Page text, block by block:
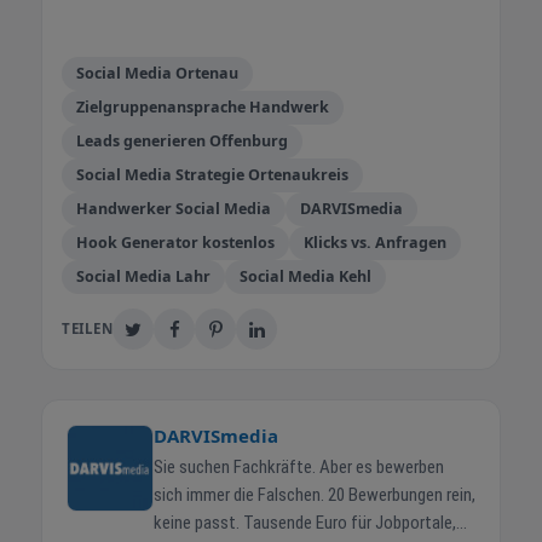
Social Media Ortenau
Zielgruppenansprache Handwerk
Leads generieren Offenburg
Social Media Strategie Ortenaukreis
Handwerker Social Media
DARVISmedia
Hook Generator kostenlos
Klicks vs. Anfragen
Social Media Lahr
Social Media Kehl
TEILEN
DARVISmedia
Sie suchen Fachkräfte. Aber es bewerben
sich immer die Falschen. 20 Bewerbungen rein,
keine passt. Tausende Euro für Jobportale,